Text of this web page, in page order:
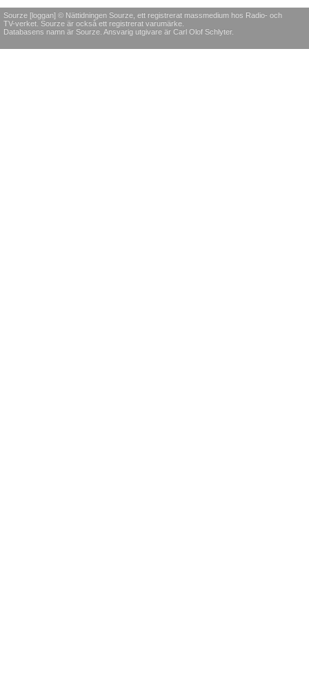
Sourze [loggan] © Nättidningen Sourze, ett registrerat massmedium hos Radio- och
TV-verket. Sourze är också ett registrerat varumärke.
Databasens namn är Sourze. Ansvarig utgivare är Carl Olof Schlyter.